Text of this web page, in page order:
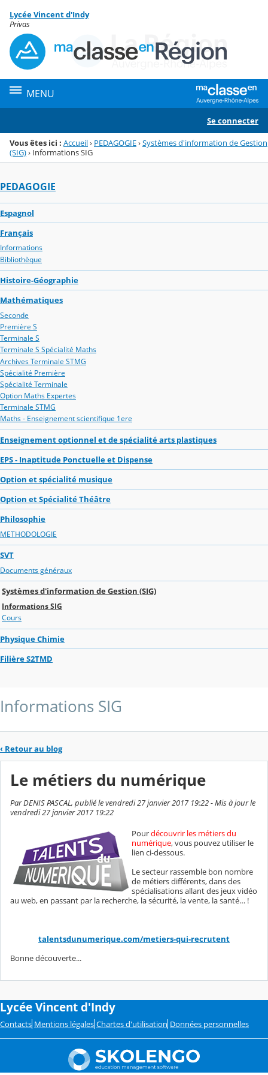
Menu de la rubrique
Contenu
Lycée Vincent d'Indy
Privas
MENU
Se connecter
Vous êtes ici : Accueil› PEDAGOGIE›Systèmes d'information de Gestion
(SIG)› Informations SIG
PEDAGOGIE
Espagnol
Français
Informations
Bibliothèque
Histoire-Géographie
Mathématiques
Seconde
Première S
Terminale S
Terminale S Spécialité Maths
Archives Terminale STMG
Spécialité Première
Spécialité Terminale
Option Maths Expertes
Terminale STMG
Maths - Enseignement scientifique 1ere
Enseignement optionnel et de spécialité arts plastiques
EPS - Inaptitude Ponctuelle et Dispense
Option et spécialité musique
Option et Spécialité Théâtre
Philosophie
METHODOLOGIE
SVT
Documents généraux
Systèmes d'information de Gestion (SIG)
Informations SIG
Cours
Physique Chimie
Filière S2TMD
Informations SIG
‹ Retour au blog
Le métiers du numérique
Par DENIS PASCAL, publié le vendredi 27 janvier 2017 19:22 - Mis à jour le
vendredi 27 janvier 2017 19:22
Pourdécouvrir les métiers du
numérique, vous pouvez utiliser le
lien ci-dessous.
Le secteur rassemble bon nombre
de métiers différents, dans des
spécialisations allant des jeux vidéo
au web, en passant par la recherche, la sécurité, la vente, la santé… !
talentsdunumerique.com/metiers-qui-recrutent
Bonne découverte...
Lycée Vincent d'Indy
Contacts Mentions légales Chartes d'utilisation Données personnelles